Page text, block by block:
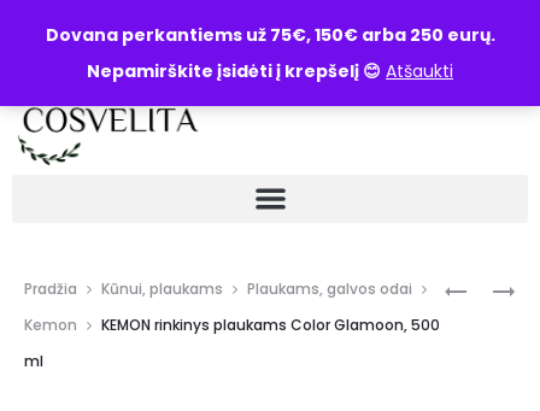
Dovana perkantiems už 75€, 150€ arba 250 eurų.
Nepamirškite įsidėti į krepšelį 😊 Atšaukti
UŽKLAUSA
Pradžia Kūnui, plaukams
Plaukams, galvos odai
Kemon
KEMON rinkinys plaukams Color Glamoon, 500
ml